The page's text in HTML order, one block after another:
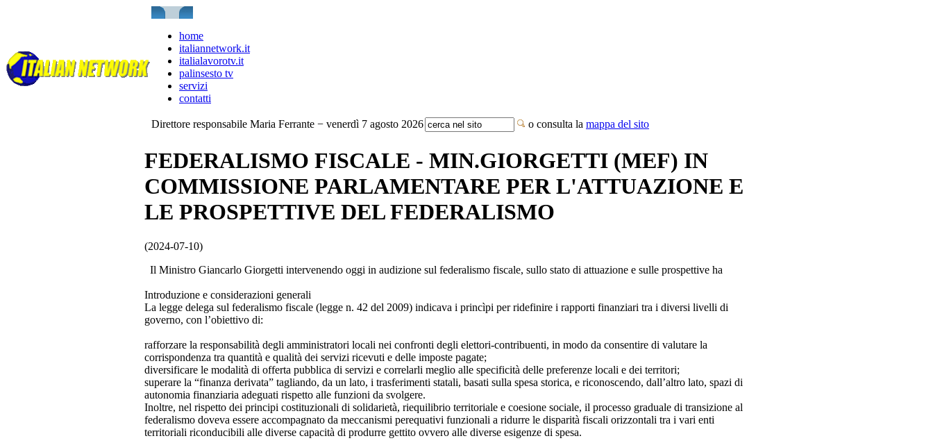
home
italiannetwork.it
italialavorotv.it
palinsesto tv
servizi
contatti
Direttore responsabile Maria Ferrante − venerdì 7 agosto 2026 o consulta la mappa del sito
FEDERALISMO FISCALE - MIN.GIORGETTI (MEF) IN
COMMISSIONE PARLAMENTARE PER L'ATTUAZIONE E
LE PROSPETTIVE DEL FEDERALISMO
(2024-07-10)
Il Ministro Giancarlo Giorgetti intervenendo oggi in audizione sul federalismo fiscale, sullo stato di attuazione e sulle prospettive ha
Introduzione e considerazioni generali
La legge delega sul federalismo fiscale (legge n. 42 del 2009) indicava i princìpi per ridefinire i rapporti finanziari tra i diversi livelli di
governo, con l’obiettivo di:
rafforzare la responsabilità degli amministratori locali nei confronti degli elettori-contribuenti, in modo da consentire di valutare la
corrispondenza tra quantità e qualità dei servizi ricevuti e delle imposte pagate;
diversificare le modalità di offerta pubblica di servizi e correlarli meglio alle specificità delle preferenze locali e dei territori;
superare la “finanza derivata” tagliando, da un lato, i trasferimenti statali, basati sulla spesa storica, e riconoscendo, dall’altro lato, spazi di
autonomia finanziaria adeguati rispetto alle funzioni da svolgere.
Inoltre, nel rispetto dei principi costituzionali di solidarietà, riequilibrio territoriale e coesione sociale, il processo graduale di transizione al
federalismo doveva essere accompagnato da meccanismi perequativi funzionali a ridurre le disparità fiscali orizzontali tra i vari enti
territoriali riconducibili alle diverse capacità di produrre gettito ovvero alle diverse esigenze di spesa.